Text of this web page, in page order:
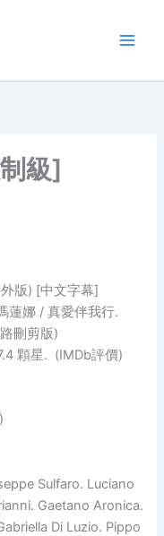
級]
版) [中文字幕]
蓮娜 / 真愛伴我行.
刪剪版)
星. (IMDb評價)
Sulfaro. Luciano
Gaetano Aronica.
Di Luzio. Pippo